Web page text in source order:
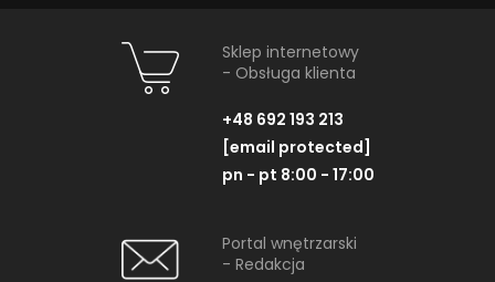
Sklep internetowy
- Obsługa klienta
+48 692 193 213
[email protected]
pn - pt 8:00 - 17:00
Portal wnętrzarski
- Redakcja